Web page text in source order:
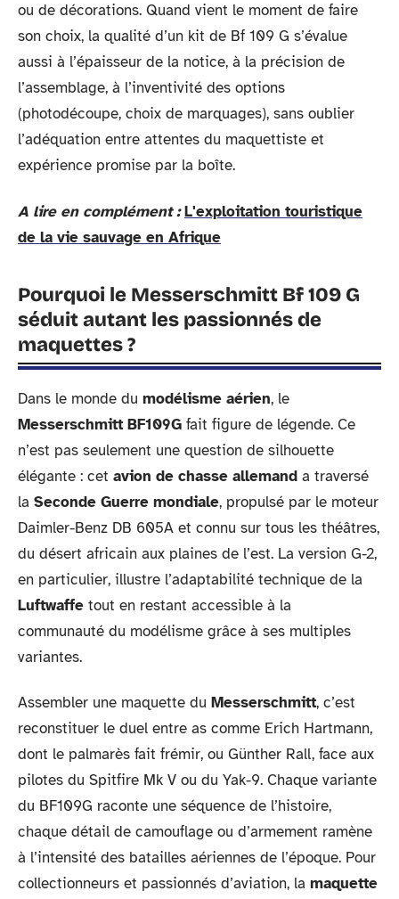
ou de décorations. Quand vient le moment de faire
son choix, la qualité d’un kit de Bf 109 G s’évalue
aussi à l’épaisseur de la notice, à la précision de
l’assemblage, à l’inventivité des options
(photodécoupe, choix de marquages), sans oublier
l’adéquation entre attentes du maquettiste et
expérience promise par la boîte.
A lire en complément : L'exploitation touristique
de la vie sauvage en Afrique
Pourquoi le Messerschmitt Bf 109 G
séduit autant les passionnés de
maquettes ?
Dans le monde du modélisme aérien, le
Messerschmitt BF109G fait figure de légende. Ce
n’est pas seulement une question de silhouette
élégante : cet avion de chasse allemand a traversé
la Seconde Guerre mondiale, propulsé par le moteur
Daimler-Benz DB 605A et connu sur tous les théâtres,
du désert africain aux plaines de l’est. La version G-2,
en particulier, illustre l’adaptabilité technique de la
Luftwaffe tout en restant accessible à la
communauté du modélisme grâce à ses multiples
variantes.
Assembler une maquette du Messerschmitt, c’est
reconstituer le duel entre as comme Erich Hartmann,
dont le palmarès fait frémir, ou Günther Rall, face aux
pilotes du Spitfire Mk V ou du Yak-9. Chaque variante
du BF109G raconte une séquence de l’histoire,
chaque détail de camouflage ou d’armement ramène
à l’intensité des batailles aériennes de l’époque. Pour
collectionneurs et passionnés d’aviation, la maquette